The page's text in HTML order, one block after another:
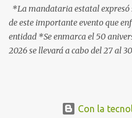
*La mandataria estatal
de este importante evento que
entidad *Se enmarca el 50
2026 se llevará a cabo del 27 al
participó en la Instalación del
Con la